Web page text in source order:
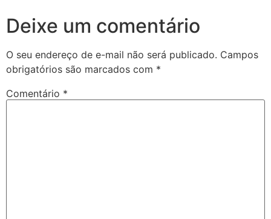
Deixe um comentário
O seu endereço de e-mail não será publicado. Campos
obrigatórios são marcados com *
Comentário *